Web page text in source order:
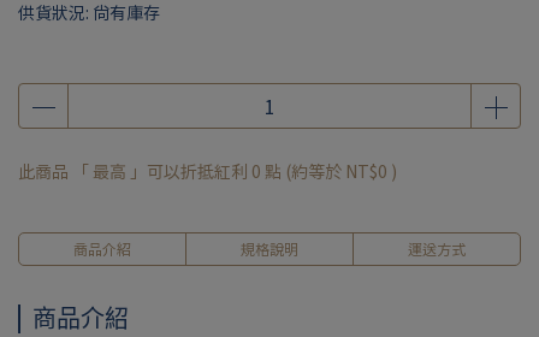
供貨狀況: 尚有庫存
此商品 「 最高 」可以折抵紅利 0 點 (約等於 NT$0 )
商品介紹 規格說明 運送方式
商品介紹